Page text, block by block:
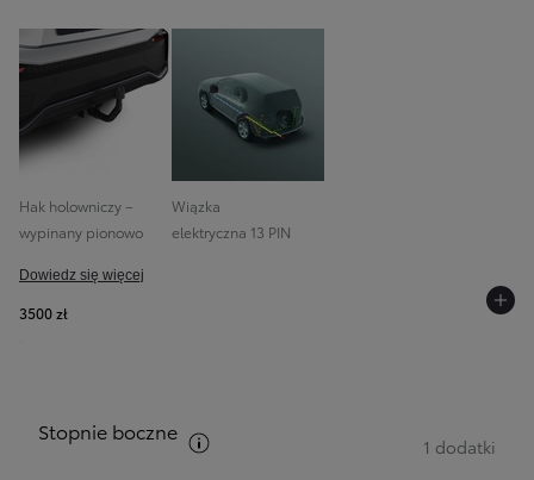
Hak holowniczy –
wypinany pionowo
Wiązka
elektryczna 13 PIN
Dowiedz się więcej
3500 zł
Stopnie boczne
1 dodatki